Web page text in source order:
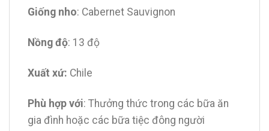
Giống nho: Cabernet Sauvignon
Nồng độ: 13 độ
Xuất xứ: Chile
Phù hợp với: Thưởng thức trong các bữa ăn
gia đình hoặc các bữa tiệc đông người